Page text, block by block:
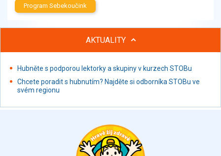
Polotovary, hotové pokrmy
Nápoje nealkoholické
Fastfood
Studená kuchyně, lahůdkářské výrobky
Program Sebekoučink
AKTUALITY
Hubněte s podporou lektorky a skupiny v kurzech STOBu
Chcete poradit s hubnutím? Najděte si odborníka STOBu ve
svém regionu